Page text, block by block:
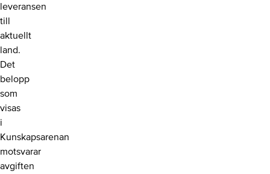
leveransen
till
aktuellt
land.
Det
belopp
som
visas
i
Kunskapsarenan
motsvarar
avgiften